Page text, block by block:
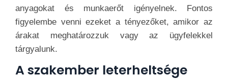
anyagokat és munkaerőt igényelnek. Fontos
figyelembe venni ezeket a tényezőket, amikor az
árakat meghatározzuk vagy az ügyfelekkel
tárgyalunk.
A szakember leterheltsége